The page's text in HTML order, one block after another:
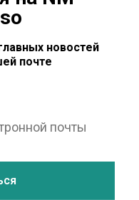
новостей
почте